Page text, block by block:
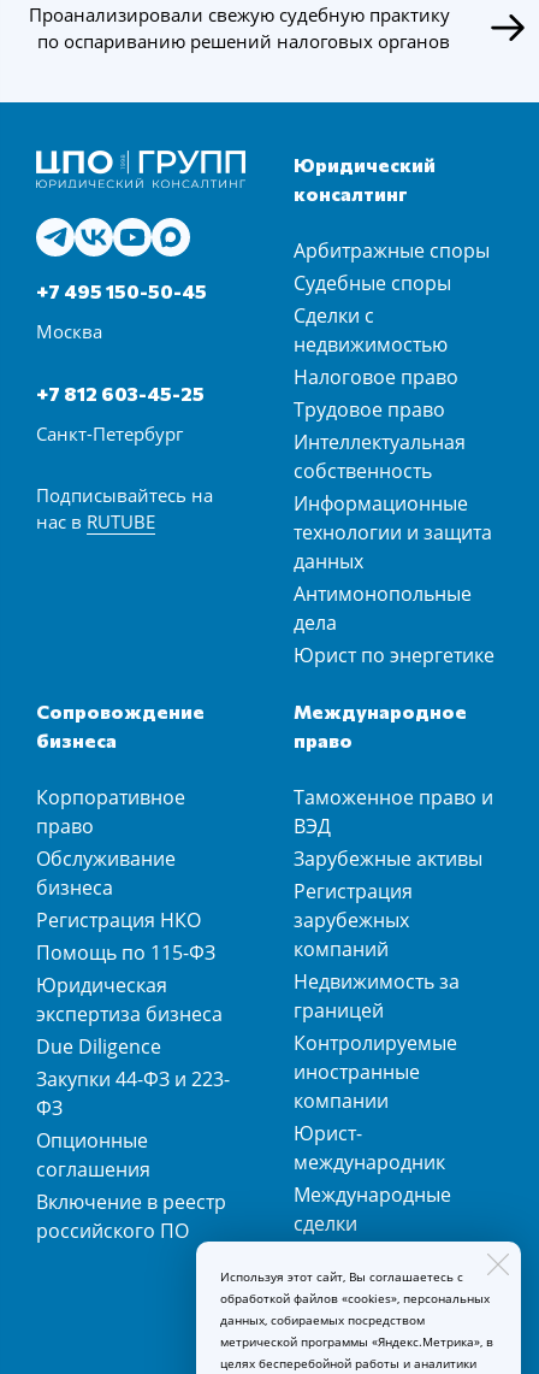
Проанализировали свежую судебную практику
по оспариванию решений налоговых органов
+7 495 150-50-45
Москва
+7 812 603-45-25
Санкт-Петербург
Подписывайтесь на
нас в RUTUBE
Юридический
консалтинг
Арбитражные споры
Судебные споры
Сделки с
недвижимостью
Налоговое право
Трудовое право
Интеллектуальная
собственность
Информационные
технологии и защита
данных
Антимонопольные
дела
Юрист по энергетике
Сопровождение
бизнеса
Корпоративное
право
Обслуживание
бизнеса
Регистрация НКО
Помощь по 115-ФЗ
Юридическая
экспертиза бизнеса
Due Diligence
Закупки 44-ФЗ и 223-
ФЗ
Опционные
соглашения
Включение в реестр
российского ПО
Международное
право
Таможенное право и
ВЭД
Зарубежные активы
Регистрация
зарубежных
компаний
Недвижимость за
границей
Контролируемые
иностранные
компании
Юрист-
международник
Международные
сделки
регистрация
товарных знаков
Используя этот сайт, Вы соглашаетесь с
обработкой файлов «cookies», персональных
данных, собираемых посредством
метрической программы «Яндекс.Метрика», в
целях бесперебойной работы и аналитики